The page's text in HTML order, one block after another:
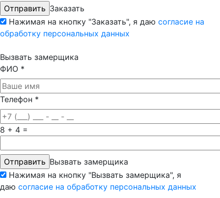
Заказать
Нажимая на кнопку "Заказать", я даю согласие на
обработку персональных данных
Вызвать замерщика
ФИО *
Телефон *
8 + 4 =
Вызвать замерщика
Нажимая на кнопку "Вызвать замерщика", я
даю согласие на обработку персональных данных